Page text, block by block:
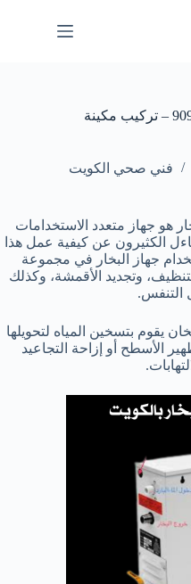
تصليح مكينة البخار بالكويت – 90968220 – تركيب مكينة
فني صحي الكويت
هو جهاز متعدد الاستخدامات
الكثيرون عن كيفية عمل هذا
جهاز البخار في مجموعة
وتجديد الأقمشة، وكذلك
التنفس.
يقوم بتسخين المياه لتحويلها
الأسطح أو إزاحة التجاعيد